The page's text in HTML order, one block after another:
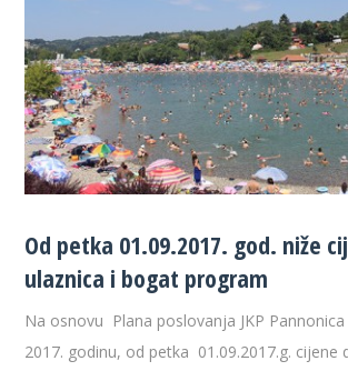
Od petka 01.09.2017. god. niže
ulaznica i bogat program
Na osnovu Plana poslovanja JKP
2017. godinu, od petka 01.09.2017.g. cijene